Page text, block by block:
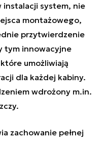
instalacji system, nie
montażowego,
przytwierdzenie
tym innowacyjne
umożliwiają
dla każdej kabiny.
wdrożony m.in.
zachowanie pełnej